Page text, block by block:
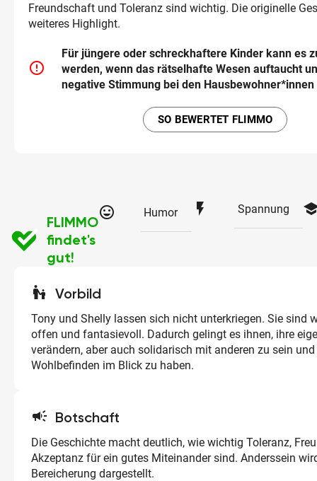
Freundschaft und Toleranz sind wichtig. Die originelle
weiteres Highlight.
error_outline
Für jüngere oder schreckhaftere Kinder kann es
werden, wenn das rätselhafte Wesen auftaucht
negative Stimmung bei den
SO BEWERTET FLIMMO
FLIMMO
findet's
gut!
tag_faces Humor flash_on Spannung
escalator_warning Vorbild
Tony und Shelly lassen sich nicht unterkriegen. Sie sind
offen und fantasievoll. Dadurch gelingt es ihnen, ihre
verändern, aber auch solidarisch mit anderen zu sein und
Wohlbefinden im Blick zu haben.
campaign Botschaft
Die Geschichte macht deutlich, wie wichtig Toleranz,
Akzeptanz für ein gutes Miteinander sind. Anderssein
Bereicherung dargestellt.